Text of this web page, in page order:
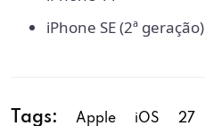
iPhone SE (2ª geração)
Tags: Apple iOS 27